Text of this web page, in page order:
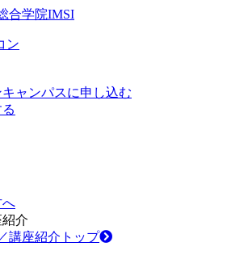
ャンパスに申し込む
へ
介
講座紹介トップ